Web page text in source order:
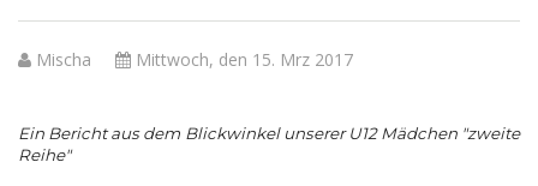
Mittwoch, den 15. Mrz 2017
Mischa
Ein Bericht aus dem Blickwinkel unserer U12 Mädchen "zweite
Reihe"